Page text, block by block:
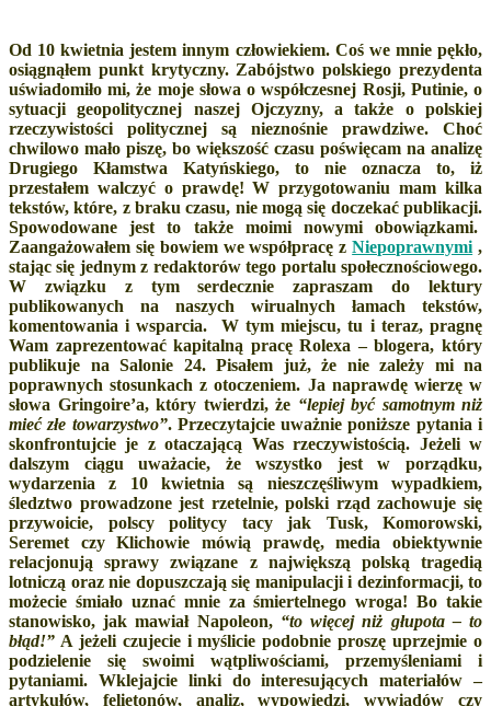
Od 10 kwietnia jestem innym człowiekiem. Coś we mnie pękło,
osiągnąłem punkt krytyczny. Zabójstwo polskiego prezydenta
uświadomiło mi, że moje słowa o współczesnej Rosji, Putinie, o
sytuacji geopolitycznej naszej Ojczyzny, a także o polskiej
rzeczywistości politycznej są nieznośnie prawdziwe. Choć
chwilowo mało piszę, bo większość czasu poświęcam na analizę
Drugiego Kłamstwa Katyńskiego, to nie oznacza to, iż
przestałem walczyć o prawdę! W przygotowaniu mam kilka
tekstów, które, z braku czasu, nie mogą się doczekać publikacji.
Spowodowane jest to także moimi nowymi obowiązkami.
Zaangażowałem się bowiem we współpracę zNiepoprawnymi ,
stając się jednym z redaktorów tego portalu społecznościowego.
W związku z tym serdecznie zapraszam do lektury
publikowanych na naszych wirualnych łamach tekstów,
komentowania i wsparcia. W tym miejscu, tu i teraz, pragnę
Wam zaprezentować kapitalną pracę Rolexa – blogera, który
publikuje na Salonie 24. Pisałem już, że nie zależy mi na
poprawnych stosunkach z otoczeniem. Ja naprawdę wierzę w
słowa Gringoire’a, który twierdzi, że “lepiej być samotnym niż
mieć złe towarzystwo”. Przeczytajcie uważnie poniższe pytania i
skonfrontujcie je z otaczającą Was rzeczywistością. Jeżeli w
dalszym ciągu uważacie, że wszystko jest w porządku,
wydarzenia z 10 kwietnia są nieszczęśliwym wypadkiem,
śledztwo prowadzone jest rzetelnie, polski rząd zachowuje się
przywoicie, polscy politycy tacy jak Tusk, Komorowski,
Seremet czy Klichowie mówią prawdę, media obiektywnie
relacjonują sprawy związane z największą polską tragedią
lotniczą oraz nie dopuszczają się manipulacji i dezinformacji, to
możecie śmiało uznać mnie za śmiertelnego wroga! Bo takie
stanowisko, jak mawiał Napoleon, “to więcej niż głupota – to
błąd!” A jeżeli czujecie i myślicie podobnie proszę uprzejmie o
podzielenie się swoimi wątpliwościami, przemyśleniami i
pytaniami. Wklejajcie linki do interesujących materiałów –
artykułów, felietonów, analiz, wypowiedzi, wywiadów czy